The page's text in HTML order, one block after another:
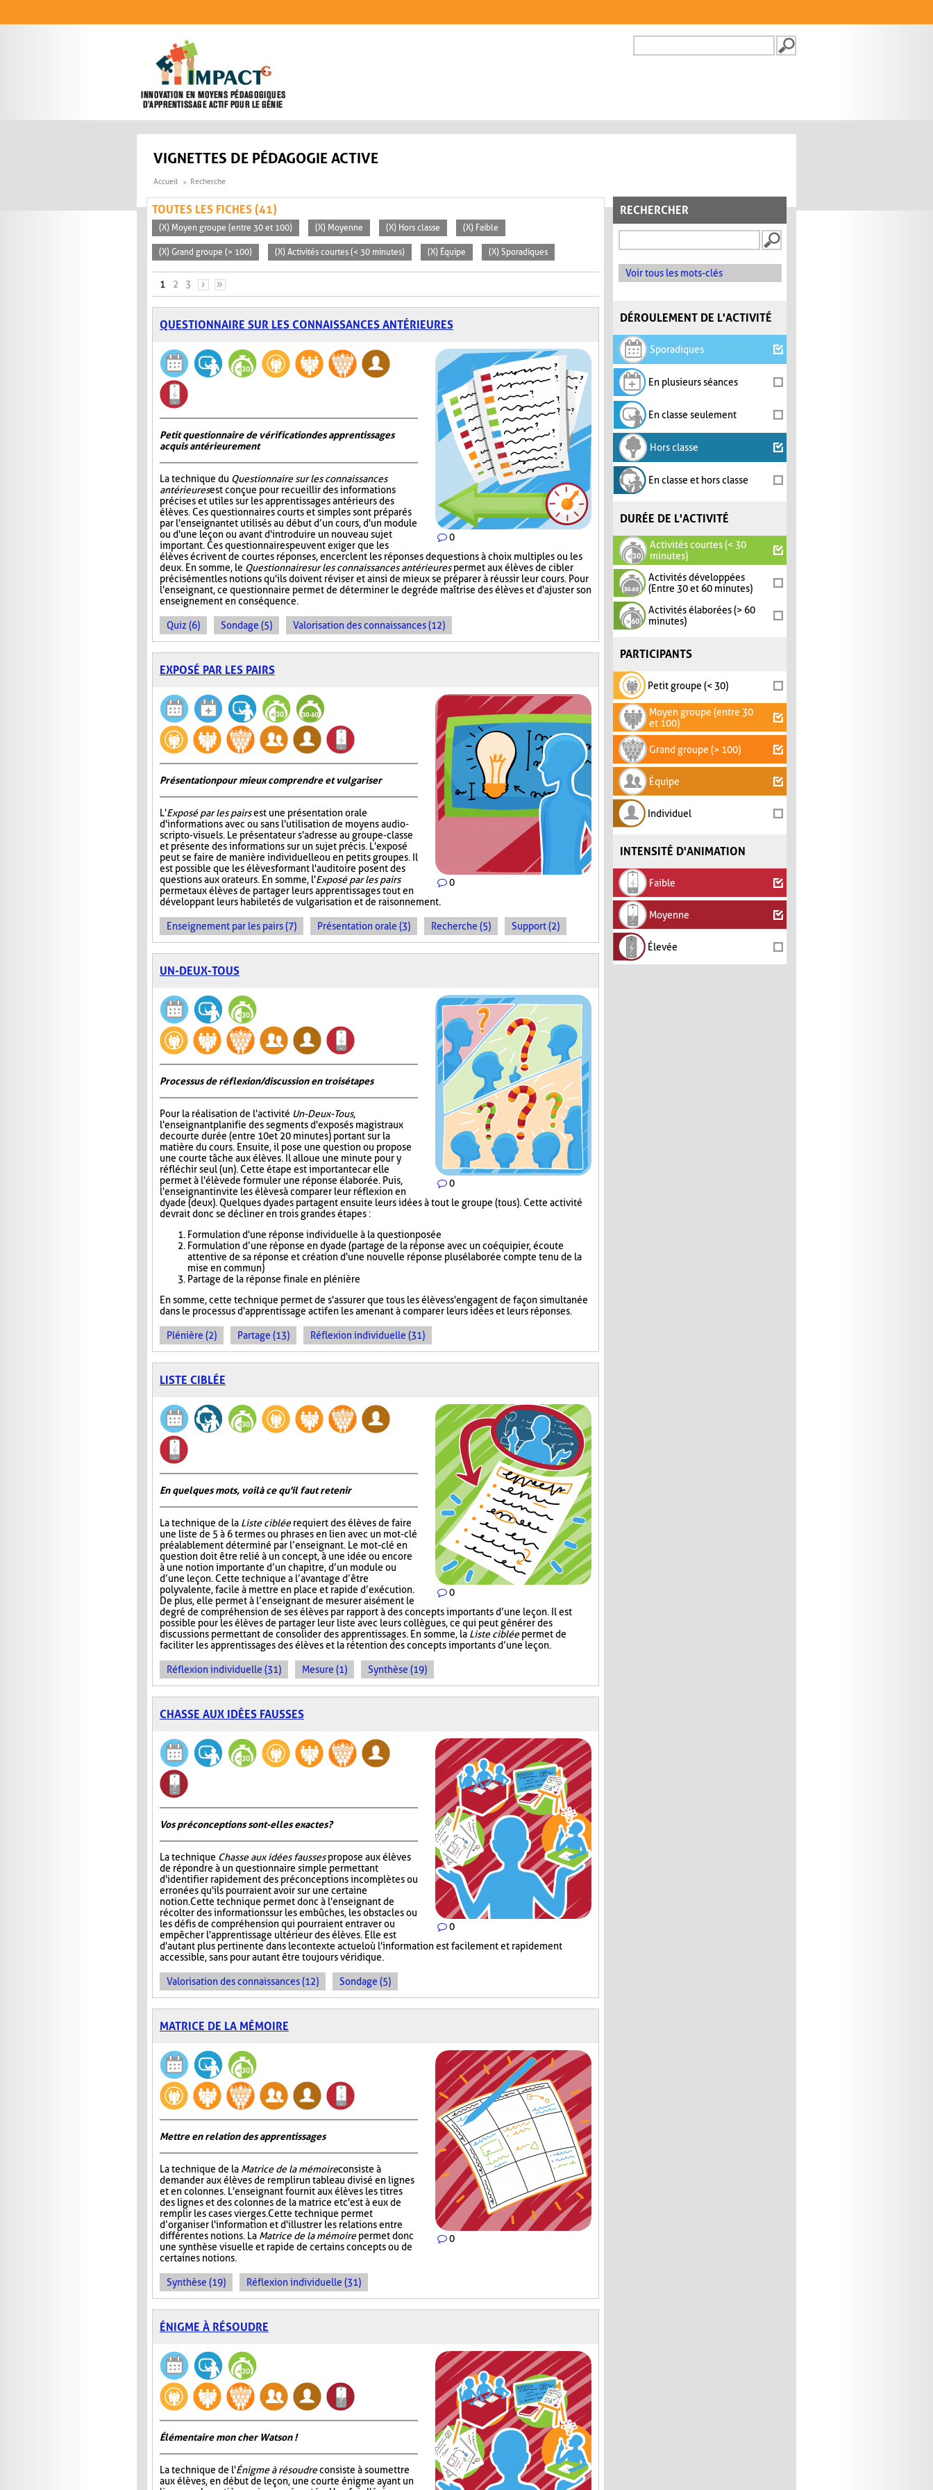
FORMULAIRE DE
VIGNETTES DE PÉDAGOGIE ACTIVE
Accueil Recherche
RECHERCHER
Voir tous les mots-clés
DÉROULEMENT DE L'ACTIVITÉ
Sporadiques
En plusieurs séances
En classe seulement
Hors classe
En classe et hors classe
DURÉE DE L'ACTIVITÉ
Activités courtes (< 30
minutes)
Activités développées
(Entre 30 et 60 minutes)
Activités élaborées (> 60
minutes)
PARTICIPANTS
Petit groupe (< 30)
Moyen groupe (entre 30
et 100)
Grand groupe (> 100)
Équipe
Individuel
INTENSITÉ D'ANIMATION
Faible
Moyenne
Élevée
TOUTES LES FICHES (41)
(X) Moyen groupe (entre 30 et 100) (X) Moyenne (X) Hors classe (X) Faible
(X) Grand groupe (> 100) (X) Activités courtes (< 30 minutes) (X) Équipe (X) Sporadiques
PAGES
1 2 3 › »
QUESTIONNAIRE SUR LES CONNAISSANCES ANTÉRIEURES
0
Petit questionnaire de vérification des apprentissages
acquis antérieurement
La technique du Questionnaire sur les connaissances
antérieuresest conçue pour recueillir des informations
précises et utiles sur les apprentissages antérieurs des
élèves. Ces questionnaires courts et simples sont préparés
par l'enseignant et utilisés au début d’un cours, d'un module
ou d'une leçon ou avant d'introduire un nouveau sujet
important. Ces questionnaires peuvent exiger que les
élèves écrivent de courtes réponses, encerclent les réponses de questions à choix multiples ou les
deux. En somme, le Questionnaire sur les connaissances antérieurespermet aux élèves de cibler
précisément les notions qu'ils doivent réviser et ainsi de mieux se préparer à réussir leur cours. Pour
l'enseignant, ce questionnaire permet de déterminer le degré de maîtrise des élèves et d'ajuster son
enseignement en conséquence.
Quiz (6) Sondage (5) Valorisation des connaissances (12)
EXPOSÉ PAR LES PAIRS
0
Présentation pour mieux comprendre et vulgariser
L'Exposé par les pairsest une présentation orale
d'informations avec ou sans l'utilisation de moyens audio-
scripto-visuels. Le présentateur s'adresse au groupe-classe
et présente des informations sur un sujet précis. L'exposé
peut se faire de manière individuelle ou en petits groupes. Il
est possible que les élèves formant l'auditoire posent des
questions aux orateurs. En somme, l'Exposé par les pairs
permet aux élèves de partager leurs apprentissages tout en
développant leurs habiletés de vulgarisation et de raisonnement.
Enseignement par les pairs (7) Présentation orale (3) Recherche (5) Support (2)
UN-DEUX-TOUS
0
Processus de réflexion/discussion en trois étapes
Pour la réalisation de l'activité Un-Deux-Tous,
l'enseignant planifie des segments d'exposés magistraux
de courte durée (entre 10 et 20 minutes) portant sur la
matière du cours. Ensuite, il pose une question ou propose
une courte tâche aux élèves. Il alloue une minute pour y
réfléchir seul (un). Cette étape est importante car elle
permet à l'élève de formuler une réponse élaborée. Puis,
l'enseignant invite les élèves à comparer leur réflexion en
dyade (deux). Quelques dyades partagent ensuite leurs idées à tout le groupe (tous). Cette activité
devrait donc se décliner en trois grandes étapes :
Formulation d'une réponse individuelle à la question posée
Formulation d’une réponse en dyade (partage de la réponse avec un coéquipier, écoute
attentive de sa réponse et création d'une nouvelle réponse plus élaborée compte tenu de la
mise en commun)
Partage de la réponse finale en plénière
En somme, cette technique permet de s'assurer que tous les élèves s'engagent de façon simultanée
dans le processus d'apprentissage actif en les amenant à comparer leurs idées et leurs réponses.
Plénière (2) Partage (13) Réflexion individuelle (31)
LISTE CIBLÉE
0
En quelques mots, voilà ce qu'il faut retenir
La technique de la Liste cibléerequiert des élèves de faire
une liste de 5 à 6 termes ou phrases en lien avec un mot-clé
préalablement déterminé par l’enseignant. Le mot-clé en
question doit être relié à un concept, à une idée ou encore
à une notion importante d’un chapitre, d’un module ou
d’une leçon. Cette technique a l’avantage d’être
polyvalente, facile à mettre en place et rapide d’exécution.
De plus, elle permet à l’enseignant de mesurer aisément le
degré de compréhension de ses élèves par rapport à des concepts importants d’une leçon. Il est
possible pour les élèves de partager leur liste avec leurs collègues, ce qui peut générer des
discussions permettant de consolider des apprentissages. En somme, la Liste cibléepermet de
faciliter les apprentissages des élèves et la rétention des concepts importants d’une leçon.
Réflexion individuelle (31) Mesure (1) Synthèse (19)
CHASSE AUX IDÉES FAUSSES
0
Vos préconceptions sont-elles exactes ?
La technique Chasse aux idées faussespropose aux élèves
de répondre à un questionnaire simple permettant
d'identifier rapidement des préconceptions incomplètes ou
erronées qu'ils pourraient avoir sur une certaine
notion. Cette technique permet donc à l'enseignant de
récolter des informations sur les embûches, les obstacles ou
les défis de compréhension qui pourraient entraver ou
empêcher l'apprentissage ultérieur des élèves. Elle est
d'autant plus pertinente dans le contexte actuel où l'information est facilement et rapidement
accessible, sans pour autant être toujours véridique.
Valorisation des connaissances (12) Sondage (5)
MATRICE DE LA MÉMOIRE
0
Mettre en relation des apprentissages
La technique de la Matrice de la mémoireconsiste à
demander aux élèves de remplir un tableau divisé en lignes
et en colonnes. L'enseignant fournit aux élèves les titres
des lignes et des colonnes de la matrice et c'est à eux de
remplir les cases vierges. Cette technique permet
d’organiser l'information et d'illustrer les relations entre
différentes notions. La Matrice de la mémoirepermet donc
une synthèse visuelle et rapide de certains concepts ou de
certaines notions.
Synthèse (19) Réflexion individuelle (31)
ÉNIGME À RÉSOUDRE
Élémentaire mon cher Watson !
La technique de l'Énigme à résoudreconsiste à soumettre
aux élèves, en début de leçon, une courte énigme ayant un